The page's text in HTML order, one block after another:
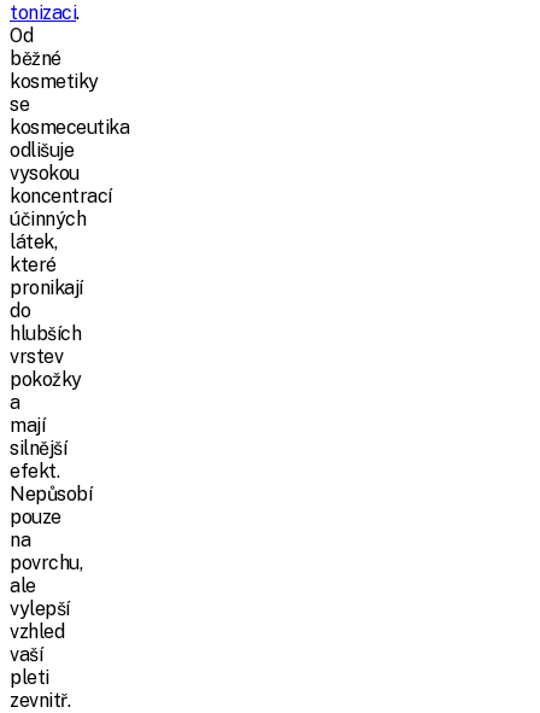
tonizaci.
Od
běžné
kosmetiky
se
kosmeceutika
odlišuje
vysokou
koncentrací
účinných
látek,
které
pronikají
do
hlubších
vrstev
pokožky
a
mají
silnější
efekt.
Nepůsobí
pouze
na
povrchu,
ale
vylepší
vzhled
vaší
pleti
zevnitř.